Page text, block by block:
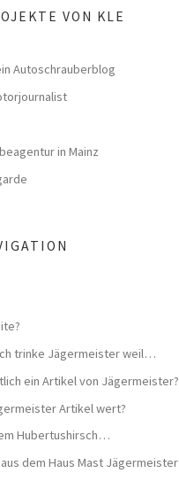
VON KLE
Autoschrauberblog
in Mainz
trinke Jägermeister weil…
ein Artikel von Jägermeister?
Artikel wert?
Hubertushirsch…
dem Haus Mast Jägermeister